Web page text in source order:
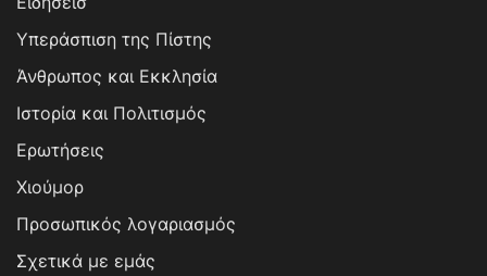
Υπεράσπιση της Πίστης
Άνθρωπος και Εκκλησία
Ιστορία και Πολιτισμός
Ερωτήσεις
Χιούμορ
Προσωπικός λογαριασμός
Σχετικά με εμάς